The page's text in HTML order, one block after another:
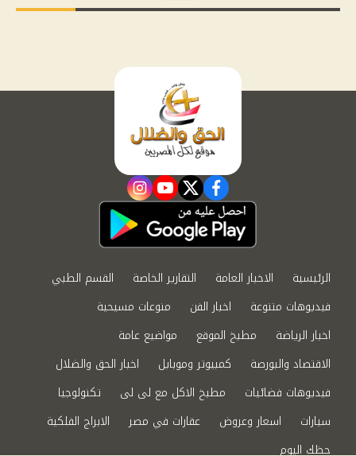
facebook
twitter
youtube
instagram
الرئيسية الاخبار العامة التقارير الخاصة
القسم الطبي
فيديوهات متنوعة
اخبار الفن
منوعات مسيحية
اخبار الرياضة
مطبخ الموقع
مواضيع عامة
الاقتصاد والبورصة
كمبيوتر وموبايل
اخبار الحق والضلال
فيديوهات فضائيات
مطبخ الاكل مع لى لى
تكنولوجيا
سيارات
اسعار وعروض عقارات في مصر
الابراج الفلكية
حظك اليوم